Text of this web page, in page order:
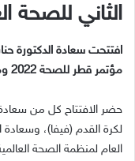
الثاني للصحة
افتتحت سعادة الدكتورة
مؤتمر قطر للصحة
حضر الافتتاح كل من سعادة
لكرة القدم (فيفا)، وسعادة
العام لمنظمة الصحة